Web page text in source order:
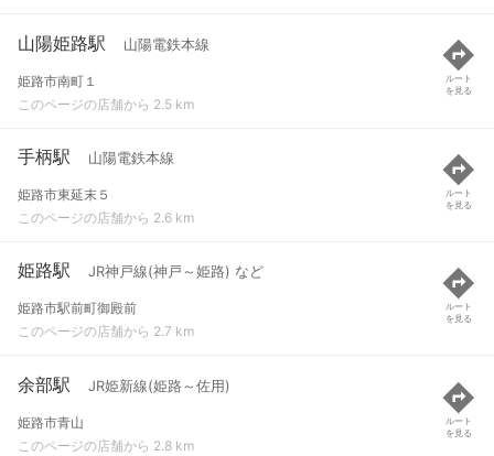
山陽姫路駅 山陽電鉄本線
姫路市南町１
このページの店舗から 2.5 km
ルート
を見る
手柄駅 山陽電鉄本線
姫路市東延末５
このページの店舗から 2.6 km
ルート
を見る
姫路駅 JR神戸線(神戸～姫路) など
姫路市駅前町御殿前
このページの店舗から 2.7 km
ルート
を見る
余部駅 JR姫新線(姫路～佐用)
姫路市青山
このページの店舗から 2.8 km
ルート
を見る